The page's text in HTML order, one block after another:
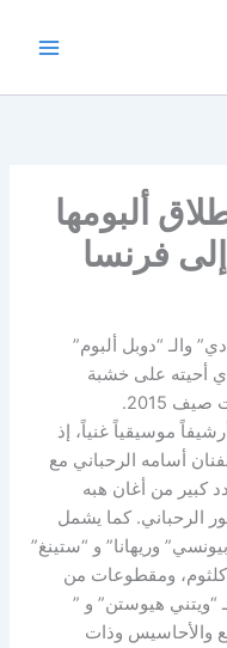
ألبومها
إلى فرنسا
والـ “دوبل ألبوم”
أحيته على خشبة
2015.
موسيقياً غنياً، إذ
أسامه الرحباني مع
كبير من أغان هبه
الرحباني. كما يشمل
وريهانا” و “ستينغ”
كلثوم، ومقطوعات من
“ويتني هيوستن” و ”
والأحاسيس وذات